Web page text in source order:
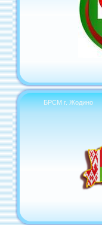
БРСМ г. Жодино